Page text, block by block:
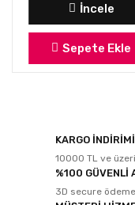
İncele
Sepete Ekle
KARGO İNDİRİMİ
10000 TL ve
%100 GÜVENLİ
3D secure